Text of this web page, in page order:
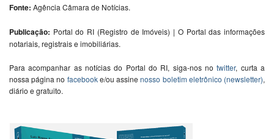
Fonte: Agência Câmara de Notícias.
Publicação: Portal do RI (Registro de Imóveis) | O Portal das informações
notariais, registrais e imobiliárias.
Para acompanhar as notícias do Portal do RI, siga-nos notwitter, curta a
nossa página no facebooke/ou assinenosso boletim eletrônico (newsletter),
diário e gratuito.